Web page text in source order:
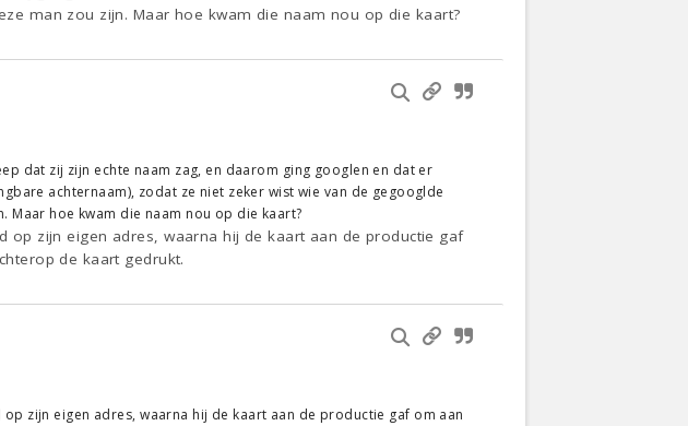
man zou zijn. Maar hoe kwam die naam nou op die kaart?
dat zij zijn echte naam zag, en daarom ging googlen en dat er
achternaam), zodat ze niet zeker wist wie van de gegooglde
Maar hoe kwam die naam nou op die kaart?
zijn eigen adres, waarna hij de kaart aan de productie gaf
de kaart gedrukt.
zijn eigen adres, waarna hij de kaart aan de productie gaf om aan